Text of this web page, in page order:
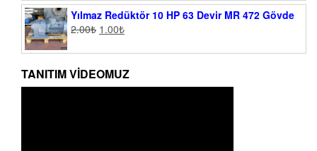
Yılmaz Redüktör 10 HP 63 Devir MR 472 Gövde
2.00₺ 1.00₺
TANITIM VIDEOMUZ